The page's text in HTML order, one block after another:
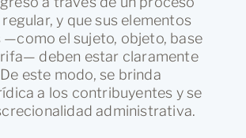
y que sus elementos
—como el sujeto, objeto, base
deben estar claramente
este modo, se brinda
a los contribuyentes y se
administrativa.